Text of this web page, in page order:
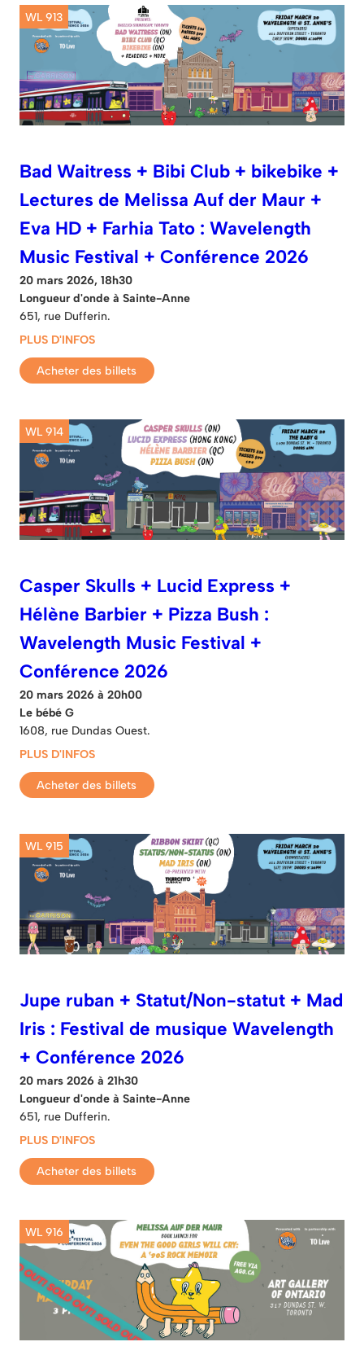
WL 913
Bad Waitress + Bibi Club + bikebike +
Lectures de Melissa Auf der Maur +
Eva HD + Farhia Tato : Wavelength
Music Festival + Conférence 2026
20 mars 2026, 18h30
Longueur d'onde à Sainte-Anne
651, rue Dufferin.
PLUS D'INFOS
Acheter des billets
WL 914
Casper Skulls + Lucid Express +
Hélène Barbier + Pizza Bush :
Wavelength Music Festival +
Conférence 2026
20 mars 2026 à 20h00
Le bébé G
1608, rue Dundas Ouest.
PLUS D'INFOS
Acheter des billets
WL 915
Jupe ruban + Statut/Non-statut + Mad
Iris : Festival de musique Wavelength
+ Conférence 2026
20 mars 2026 à 21h30
Longueur d'onde à Sainte-Anne
651, rue Dufferin.
PLUS D'INFOS
Acheter des billets
WL 916